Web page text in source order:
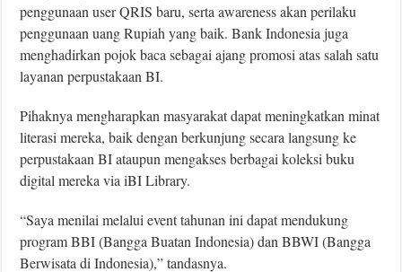
penggunaan user QRIS baru, serta awareness akan perilaku
penggunaan uang Rupiah yang baik. Bank Indonesia juga
menghadirkan pojok baca sebagai ajang promosi atas salah satu
layanan perpustakaan BI.
Pihaknya mengharapkan masyarakat dapat meningkatkan minat
literasi mereka, baik dengan berkunjung secara langsung ke
perpustakaan BI ataupun mengakses berbagai koleksi buku
digital mereka via iBI Library.
“Saya menilai melalui event tahunan ini dapat mendukung
program BBI (Bangga Buatan Indonesia) dan BBWI (Bangga
Berwisata di Indonesia),” tandasnya.